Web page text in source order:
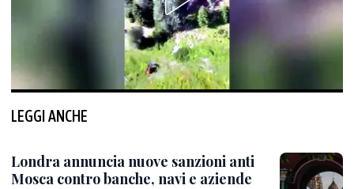
LEGGI ANCHE
Londra annuncia nuove sanzioni anti
Mosca contro banche, navi e aziende